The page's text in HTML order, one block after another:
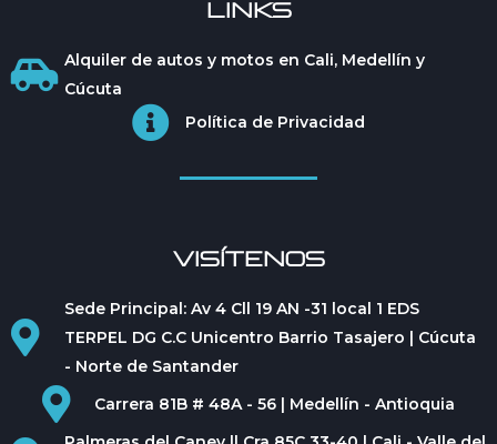
LINKS
Alquiler de autos y motos en Cali, Medellín y
Cúcuta
Política de Privacidad
VISÍTENOS
Sede Principal: Av 4 Cll 19 AN -31 local 1 EDS
TERPEL DG C.C Unicentro Barrio Tasajero | Cúcuta
- Norte de Santander
Carrera 81B # 48A - 56 | Medellín - Antioquia